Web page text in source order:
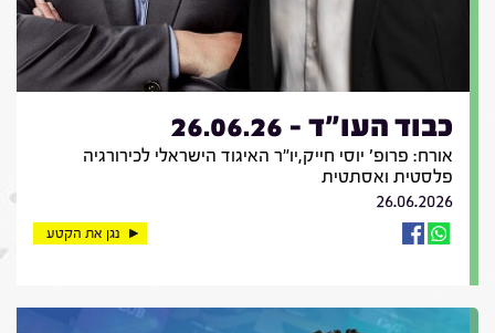
כבוד העו"ד - 26.06.26
אורח: פרופ' יוסי חייק,יו"ר האיגוד הישראלי לכירורגיה
פלסטית ואסתטית
26.06.2026
נגן את הקטע